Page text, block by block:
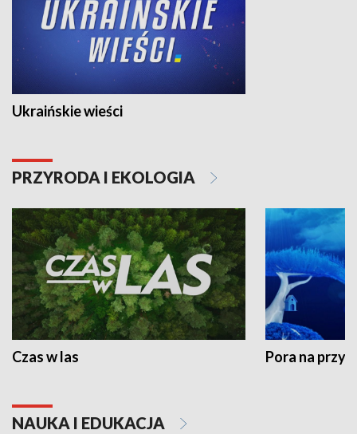
Ukraińskie wieści
PRZYRODA I EKOLOGIA
Czas w las Pora na
NAUKA I EDUKACJA